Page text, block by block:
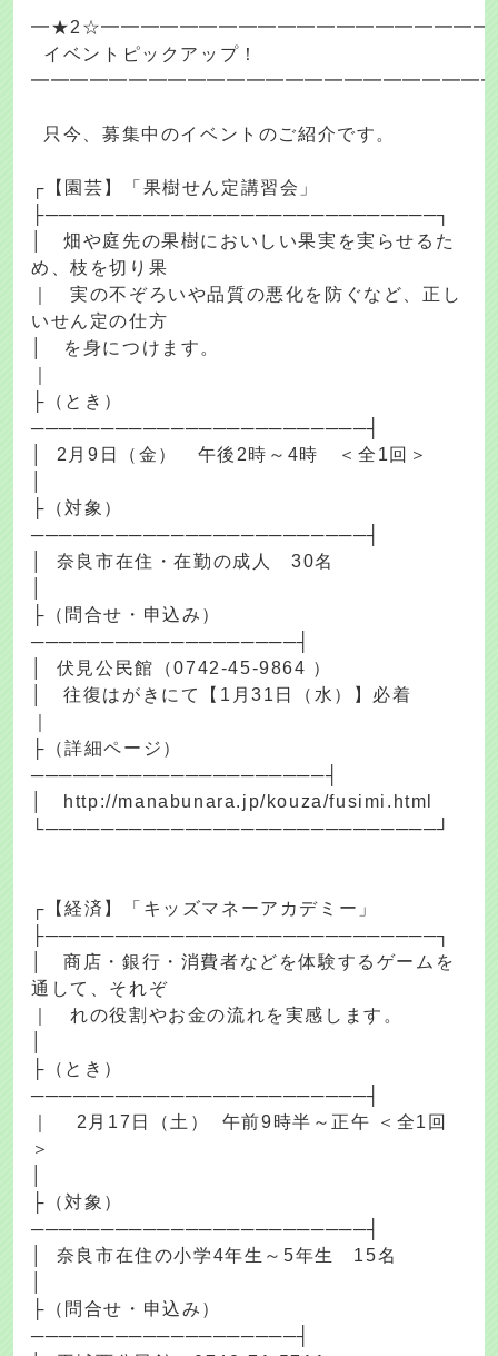
イベントピックアップ！
只今、募集中のイベントのご紹介です。
┌【園芸】「果樹せん定講習会」
├────────────────────────────┐
│ 畑や庭先の果樹においしい果実を実らせるた
め、枝を切り果
｜ 実の不ぞろいや品質の悪化を防ぐなど、正し
いせん定の仕方
│ を身につけます。
├（とき）
────────────────────────┤
│ 2月9日（金） 午後2時～4時 ＜全1回＞
├（対象）
────────────────────────┤
│ 奈良市在住・在勤の成人 30名
├（問合せ・申込み）
───────────────────┤
│ 伏見公民館（0742-45-9864 ）
│ 往復はがきにて【1月31日（水）】必着
├（詳細ページ）
─────────────────────┤
│ http://manabunara.jp/kouza/fusimi.html
└────────────────────────────┘
┌【経済】「キッズマネーアカデミー」
├────────────────────────────┐
│ 商店・銀行・消費者などを体験するゲームを
通して、それぞ
｜ れの役割やお金の流れを実感します。
├（とき）
────────────────────────┤
｜ 2月17日（土） 午前9時半～正午 ＜全1回
＞
├（対象）
────────────────────────┤
│ 奈良市在住の小学4年生～5年生 15名
├（問合せ・申込み）
───────────────────┤